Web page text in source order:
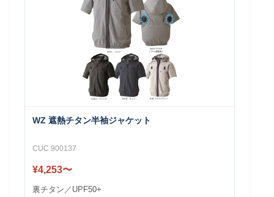
WZ 遮熱チタン半袖ジャケット
CUC 900137
¥4,253〜
裏チタン／UPF50+